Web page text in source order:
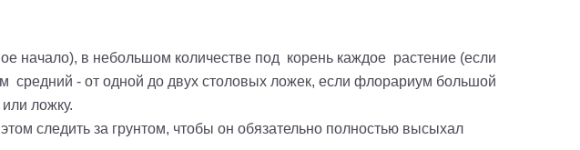
начало), в небольшом количестве под корень каждое растение (если
- от одной до двух столовых ложек, если флорариум большой
ложку.
следить за грунтом, чтобы он обязательно полностью высыхал